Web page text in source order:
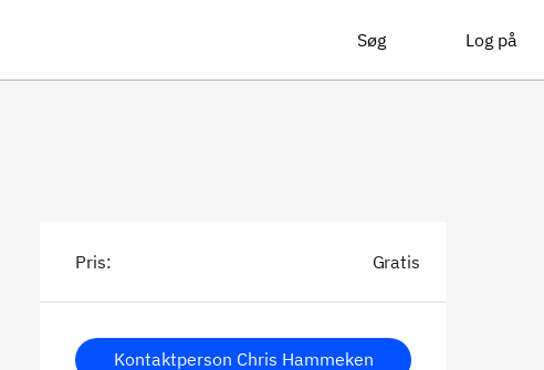
Søg Log på
Pris: Gratis
Kontaktperson Chris Hammeken